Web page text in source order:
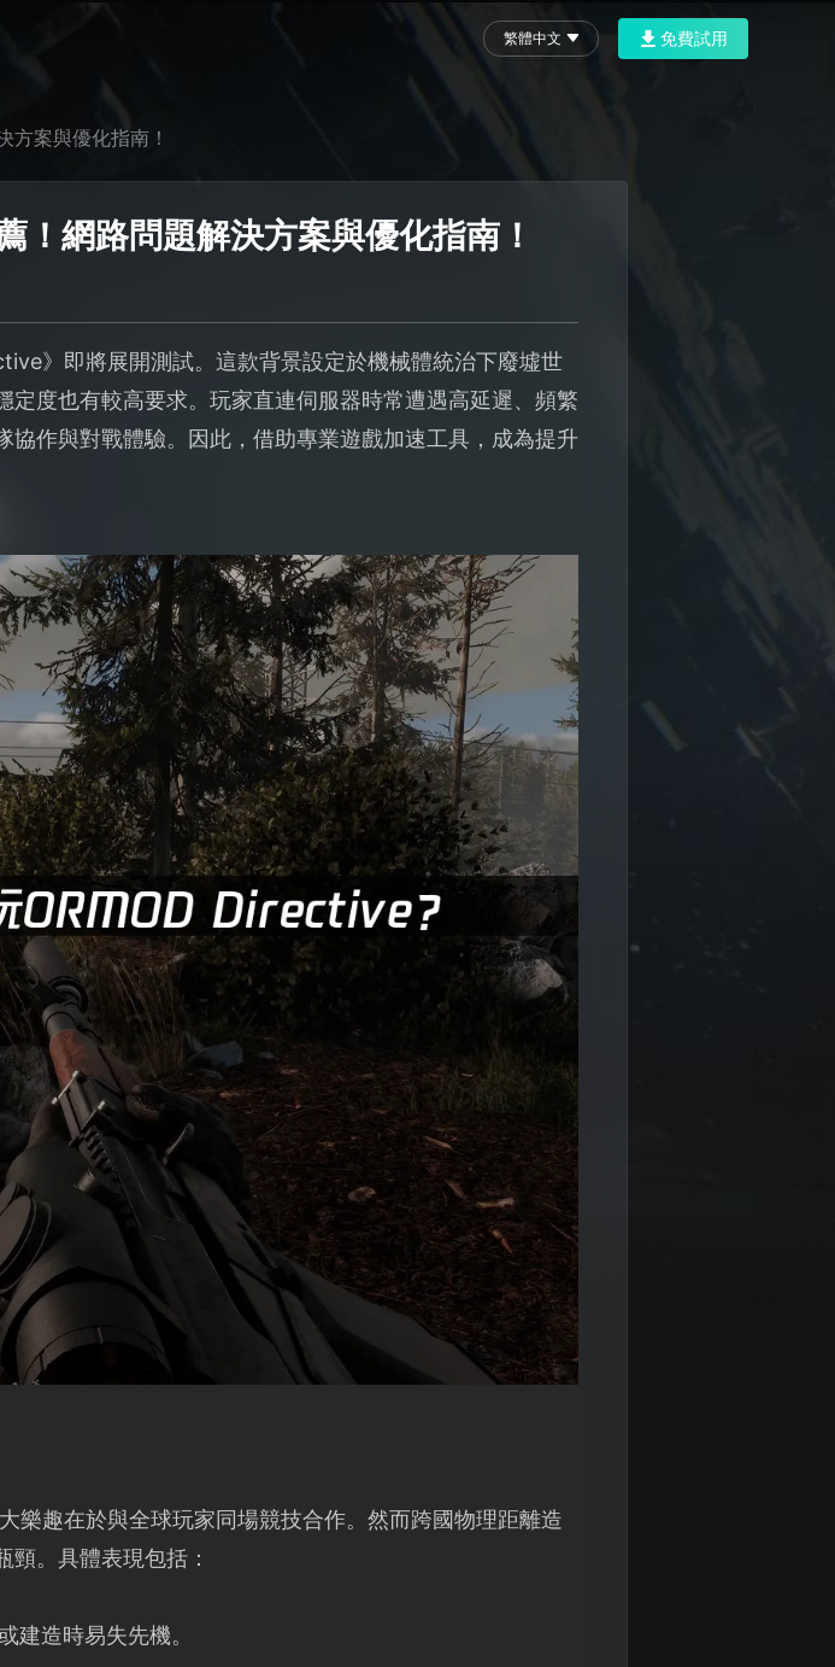
繁體中文 免費試用
案與優化指南！
網路問題解決方案與優化指南！
》即將展開測試。這款背景設定於機械體統治下廢墟世
度也有較高要求。玩家直連伺服器時常遭遇高延遲、頻繁
作與對戰體驗。因此，借助專業遊戲加速工具，成為提升
樂趣在於與全球玩家同場競技合作。然而跨國物理距離造
。具體表現包括：
建造時易失先機。